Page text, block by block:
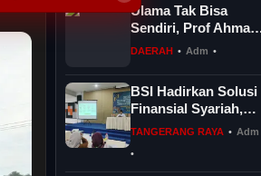
Ulama Tak Bisa
Sendiri, Prof Ahmad
Tholabi Dorong
DAERAH • Adm •
BSI Hadirkan Solusi
Finansial Syariah,
Dorong
Spiritual dan Sosial...
TANGERANG RAYA • Adm
•